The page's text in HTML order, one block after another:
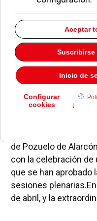
de Pozuelo de
con la celebración de
que se han aprobado
sesiones
de abril, y la